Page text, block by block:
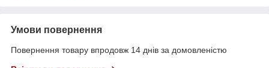
Умови повернення
Повернення товару впродовж 14 днів за домовленістю